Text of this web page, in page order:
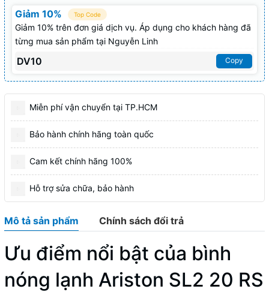
Giảm 10% Top Code
Giảm 10% trên đơn giá dịch vụ. Áp dụng cho khách hàng đã
từng mua sản phẩm tại Nguyễn Linh
DV10 Copy
Miễn phí vận chuyển tại TP.HCM
Bảo hành chính hãng toàn quốc
Cam kết chính hãng 100%
Hỗ trợ sửa chữa, bảo hành
Mô tả sản phẩm Chính sách đổi trả
Ưu điểm nổi bật của bình
nóng lạnh Ariston SL2 20 RS